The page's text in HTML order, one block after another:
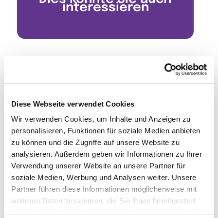
Diese Webseite verwendet Cookies
Wir verwenden Cookies, um Inhalte und Anzeigen zu
personalisieren, Funktionen für soziale Medien anbieten
zu können und die Zugriffe auf unsere Website zu
analysieren. Außerdem geben wir Informationen zu Ihrer
Verwendung unserer Website an unsere Partner für
soziale Medien, Werbung und Analysen weiter. Unsere
Partner führen diese Informationen möglicherweise mit
weiteren Daten zusammen, die Sie ihnen bereitgestellt
interessieren